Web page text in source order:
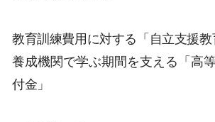
教育訓練費用に対する「自立支援教
養成機関で学ぶ期間を支える「高
付金」